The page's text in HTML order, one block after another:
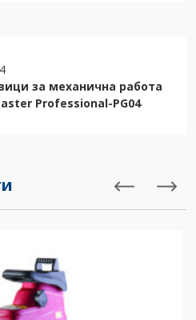
за механична работа
Professional-PG04